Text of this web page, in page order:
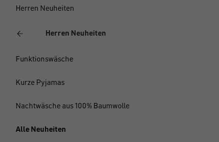
Herren Neuheiten
Herren Neuheiten
Funktionswäsche
Kurze Pyjamas
Nachtwäsche aus 100% Baumwolle
Alle Neuheiten